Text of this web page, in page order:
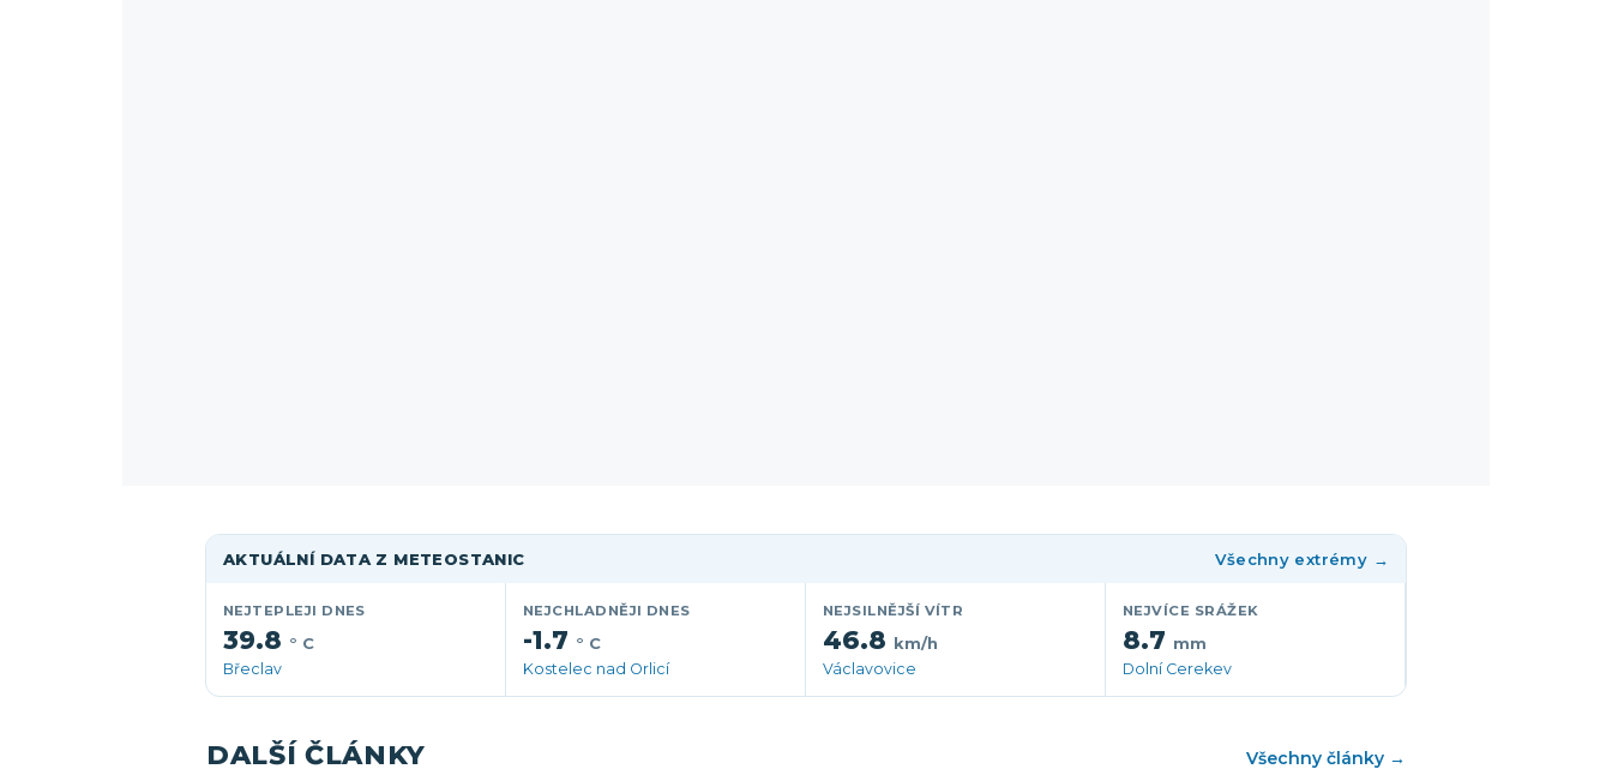
AKTUÁLNÍ DATA Z METEOSTANIC Všechny extrémy →
NEJTEPLEJI DNES
39.8 ° C
Břeclav
NEJCHLADNĚJI DNES
-1.7 ° C
Kostelec nad Orlicí
NEJSILNĚJŠÍ VÍTR
46.8 km/h
Václavovice
NEJVÍCE SRÁŽEK
8.7 mm
Dolní Cerekev
DALŠÍ ČLÁNKY Všechny články →